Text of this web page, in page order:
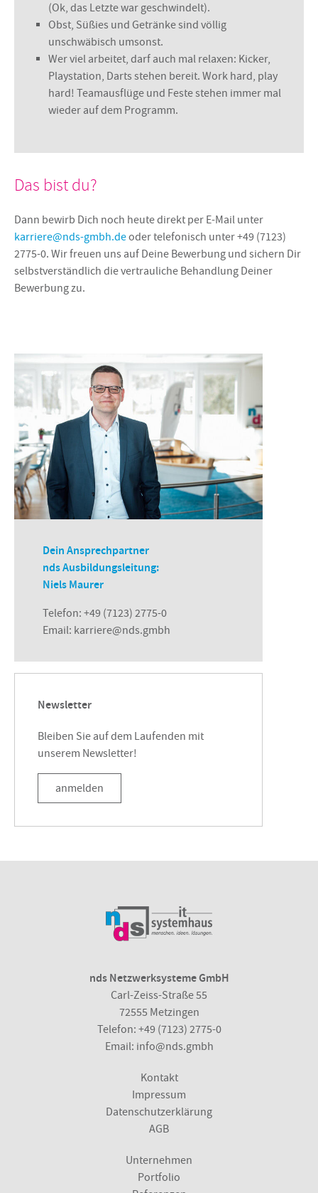
(Ok, das Letzte war geschwindelt).
Obst, Süßies und Getränke sind völlig
unschwäbisch umsonst.
Wer viel arbeitet, darf auch mal relaxen: Kicker,
Playstation, Darts stehen bereit. Work hard, play
hard! Teamausflüge und Feste stehen immer mal
wieder auf dem Programm.
Das bist du?
Dann bewirb Dich noch heute direkt per E-Mail unter
karriere@nds-gmbh.deoder telefonisch unter +49 (7123)
2775-0. Wir freuen uns auf Deine Bewerbung und sichern Dir
selbstverständlich die vertrauliche Behandlung Deiner
Bewerbung zu.
Dein Ansprechpartner
nds Ausbildungsleitung:
Niels Maurer
Telefon: +49 (7123) 2775-0
Email: karriere@nds.gmbh
Newsletter
Bleiben Sie auf dem Laufenden mit
unserem Newsletter!
anmelden
nds Netzwerksysteme GmbH
Carl-Zeiss-Straße 55
72555 Metzingen
Telefon: +49 (7123) 2775-0
Email: info@nds.gmbh
Kontakt
Impressum
Datenschutzerklärung
AGB
Unternehmen
Portfolio